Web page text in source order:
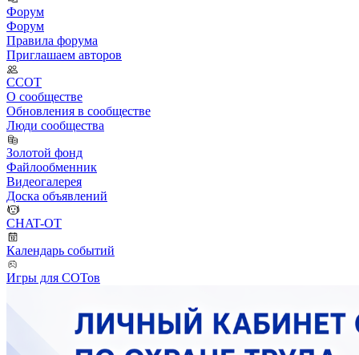
Форум
Форум
Правила форума
Приглашаем авторов
ССОТ
О сообществе
Обновления в сообществе
Люди сообщества
Золотой фонд
Файлообменник
Видеогалерея
Доска объявлений
CHAT-OT
Календарь событий
Игры для СОТов